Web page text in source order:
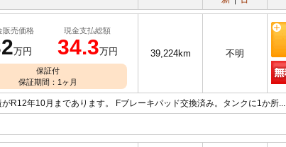
販売価格 現金支払総額
万円 34.3万円
保証付
保証期間：1ヶ月
39,224km 不明
がR12年10月まであります。 Fブレーキパッド交換済み。タンクに1か所...